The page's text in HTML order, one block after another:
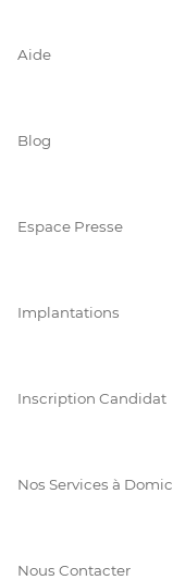
Aide
Blog
Espace Presse
Implantations
Inscription Candidat
Nos Services à
Nous Contacter